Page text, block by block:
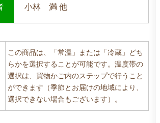
小林 満 他
この商品は、「常温」または「冷蔵」どち
らかを選択することが可能です。温度帯の
選択は、買物かご内のステップで行うこと
ができます（季節とお届けの地域により、
選択できない場合もございます）。